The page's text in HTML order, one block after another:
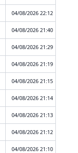
04/08/2026 22:12
04/08/2026 21:40
04/08/2026 21:29
04/08/2026 21:19
04/08/2026 21:15
04/08/2026 21:14
04/08/2026 21:13
04/08/2026 21:12
04/08/2026 21:10